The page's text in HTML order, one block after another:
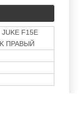
JUKE F15E
ПРАВЫЙ